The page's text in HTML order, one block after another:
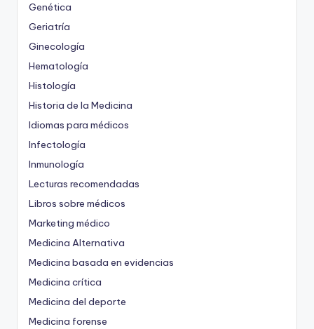
Genética
Geriatría
Ginecología
Hematología
Histología
Historia de la Medicina
Idiomas para médicos
Infectología
Inmunología
Lecturas recomendadas
Libros sobre médicos
Marketing médico
Medicina Alternativa
Medicina basada en evidencias
Medicina crítica
Medicina del deporte
Medicina forense